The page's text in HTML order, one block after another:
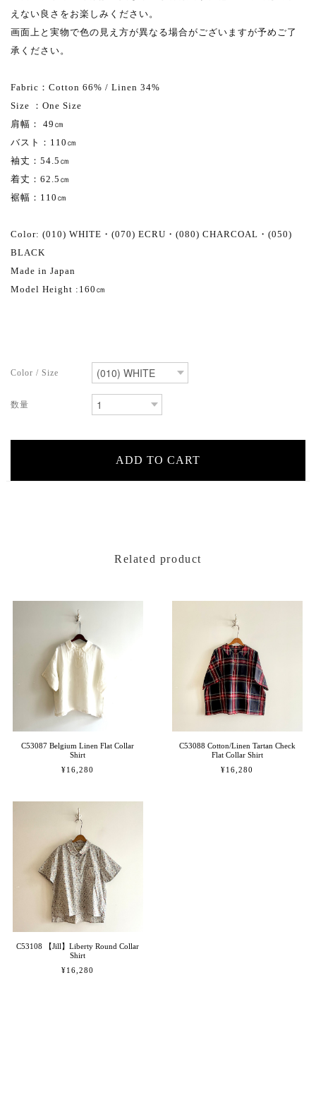
えない良さをお楽しみください。
画面上と実物で色の見え方が異なる場合がございますが予めご了
承ください。
Fabric：Cotton 66% / Linen 34%
Size ：One Size
肩幅： 49㎝
バスト：110㎝
袖丈：54.5㎝
着丈：62.5㎝
裾幅：110㎝
Color: (010) WHITE・(070) ECRU・(080) CHARCOAL・(050)
BLACK
Made in Japan
Model Height :160㎝
Related product
C53087 Belgium Linen Flat Collar
Shirt
¥16,280
C53088 Cotton/Linen Tartan Check
Flat Collar Shirt
¥16,280
C53108 【Jill】Liberty Round Collar
Shirt
¥16,280